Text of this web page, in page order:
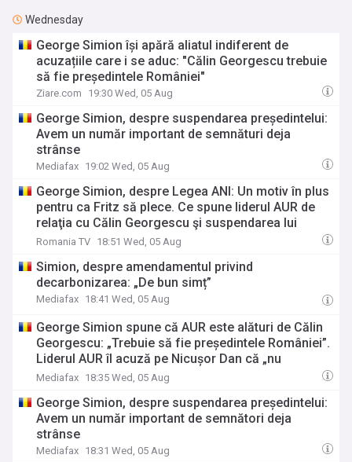
Wednesday
George Simion își apără aliatul indiferent de
acuzațiile care i se aduc: "Călin Georgescu trebuie
să fie președintele României"
Ziare.com 19:30 Wed, 05 Aug
George Simion, despre suspendarea președintelui:
Avem un număr important de semnături deja
strânse
Mediafax 19:02 Wed, 05 Aug
George Simion, despre Legea ANI: Un motiv în plus
pentru ca Fritz să plece. Ce spune liderul AUR de
relaţia cu Călin Georgescu şi suspendarea lui
Nicuşor Dan
Romania TV 18:51 Wed, 05 Aug
Simion, despre amendamentul privind
decarbonizarea: „De bun simț”
Mediafax 18:41 Wed, 05 Aug
George Simion spune că AUR este alături de Călin
Georgescu: „Trebuie să fie președintele României”.
Liderul AUR îl acuză pe Nicușor Dan că „nu
respectă Constituția”
Mediafax 18:35 Wed, 05 Aug
George Simion, despre suspendarea președintelui:
Avem un număr important de semnători deja
strânse
Mediafax 18:31 Wed, 05 Aug